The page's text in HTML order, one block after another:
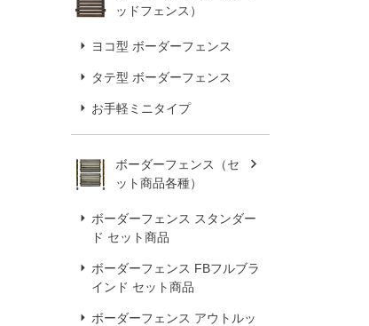
ッドフェンス）
ヨコ型 ボーダーフェンス
タテ型 ボーダーフェンス
お手軽ミニタイプ
ボーダーフェンス（セ
ット商品各種）
ボーダーフェンス スタンダー
ド セット商品
ボーダーフェンス FBフルブラ
インド セット商品
ボーダーフェンス アウトルッ